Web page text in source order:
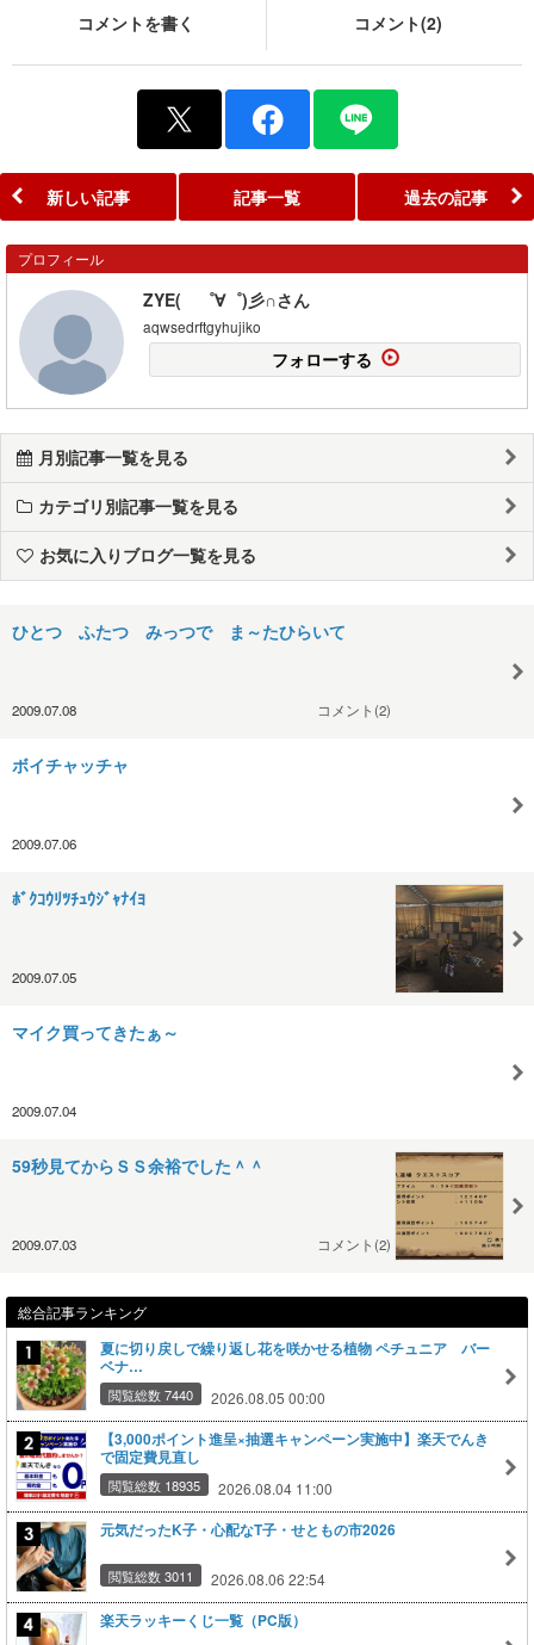
コメントを書く コメント(2)
新しい記事 記事一覧 過去の記事
プロフィール
ZYE( ゜∀゜)彡∩さん
aqwsedrftgyhujiko
フォローする
月別記事一覧を見る
カテゴリ別記事一覧を見る
お気に入りブログ一覧を見る
ひとつ ふたつ みっつで ま～たひらいて
2009.07.08 コメント(2)
ボイチャッチャ
2009.07.06
ﾎﾞｸｺｳﾘﾂﾁｭｳｼﾞｬﾅｲﾖ
2009.07.05
マイク買ってきたぁ～
2009.07.04
59秒見てからＳＳ余裕でした＾＾
2009.07.03 コメント(2)
総合記事ランキング
夏に切り戻しで繰り返し花を咲かせる植物 ペチュニア バー
ベナ…
閲覧総数 7440 2026.08.05 00:00
【3,000ポイント進呈×抽選キャンペーン実施中】楽天でんき
で固定費見直し
閲覧総数 18935 2026.08.04 11:00
元気だったK子・心配なT子・せともの市2026
閲覧総数 3011 2026.08.06 22:54
楽天ラッキーくじ一覧（PC版）